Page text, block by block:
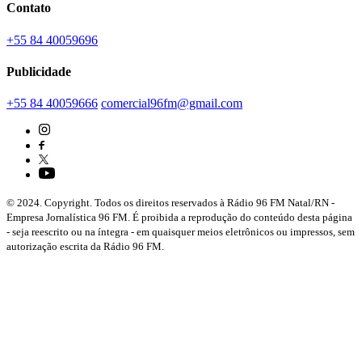
Contato
+55 84 40059696
Publicidade
+55 84 40059666 comercial96fm@gmail.com
© 2024. Copyright. Todos os direitos reservados à Rádio 96 FM Natal/RN -
Empresa Jornalística 96 FM. É proibida a reprodução do conteúdo desta página
- seja reescrito ou na íntegra - em quaisquer meios eletrônicos ou impressos, sem
autorização escrita da Rádio 96 FM.